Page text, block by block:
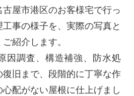
屋市港区のお客様宅で行っ
事の様子を、実際の写真と
紹介します。
因調査、構造補強、防水処
旧まで、段階的に丁寧な作
配がない屋根に仕上げまし